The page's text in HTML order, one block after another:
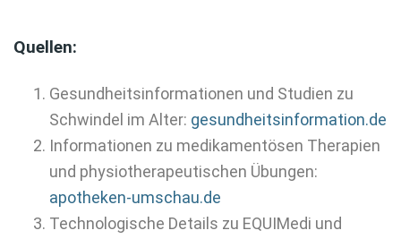
Quellen:
Gesundheitsinformationen und Studien zu
Schwindel im Alter: gesundheitsinformation.de
Informationen zu medikamentösen Therapien
und physiotherapeutischen Übungen:
apotheken-umschau.de
Technologische Details zu EQUIMedi und